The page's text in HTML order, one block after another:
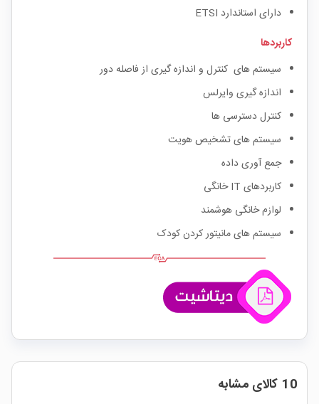
دارای استاندارد ETSI
کاربردها
سیستم های کنترل و اندازه گیری از فاصله دور
اندازه گیری وایرلس
کنترل دسترسی ها
سیستم های تشخیص هویت
جمع آوری داده
کاربردهای IT خانگی
لوازم خانگی هوشمند
سیستم های مانیتور کردن کودک
10 کالای مشابه